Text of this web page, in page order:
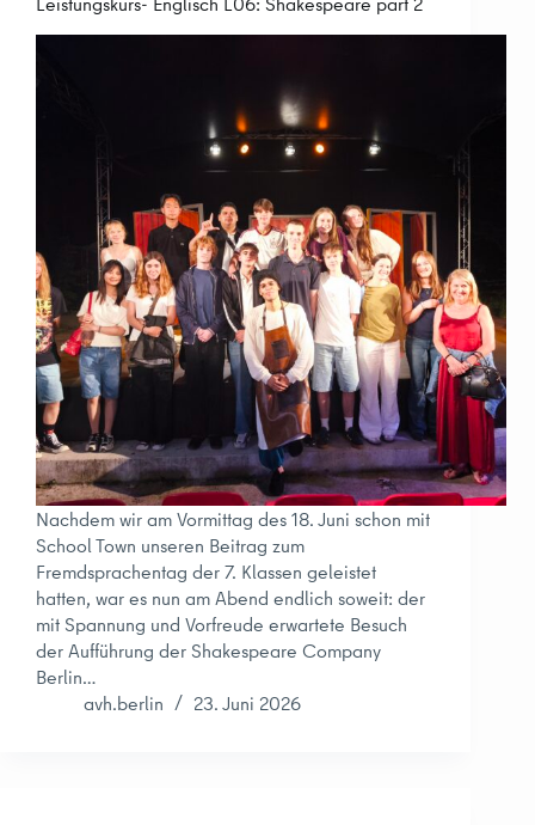
Nachdem wir am Vormittag des 18. Juni schon mit
School Town unseren Beitrag zum
Fremdsprachentag der 7. Klassen geleistet
hatten, war es nun am Abend endlich soweit: der
mit Spannung und Vorfreude erwartete Besuch
der Aufführung der Shakespeare Company
Berlin…
avh.berlin
23. Juni 2026